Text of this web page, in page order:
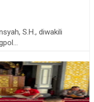
S.H., diwakili